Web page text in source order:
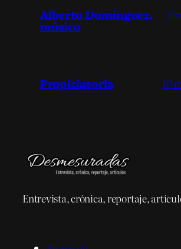
Alberto Domínguez,
músico
2
Propiciatoria 10
Entrevista, crónica, reportaje,